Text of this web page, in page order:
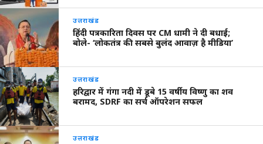
उत्तराखंड
हिंदी पत्रकारिता दिवस पर CM धामी ने दी बधाई;
बोले- ‘लोकतंत्र की सबसे बुलंद आवाज़ है मीडिया’
उत्तराखंड
हरिद्वार में गंगा नदी में डूबे 15 वर्षीय विष्णु का शव
बरामद, SDRF का सर्च ऑपरेशन सफल
उत्तराखंड